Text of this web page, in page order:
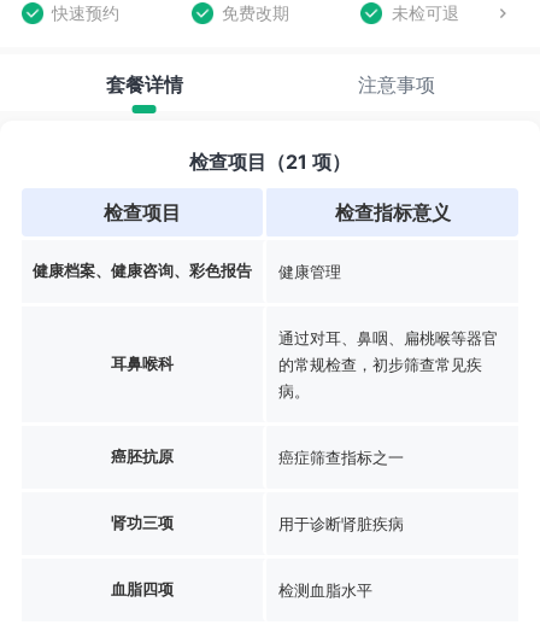
快速预约 免费改期 未检可退
套餐详情 注意事项
检查项目（21 项）
检查项目 检查指标意义
健康档案、健康咨询、彩色报告 健康管理
耳鼻喉科
通过对耳、鼻咽、扁桃喉等器官
的常规检查，初步筛查常见疾
病。
癌胚抗原 癌症筛查指标之一
肾功三项 用于诊断肾脏疾病
血脂四项 检测血脂水平